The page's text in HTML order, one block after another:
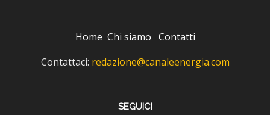
Home Chi siamo Contatti
Contattaci: redazione@canaleenergia.com
SEGUICI